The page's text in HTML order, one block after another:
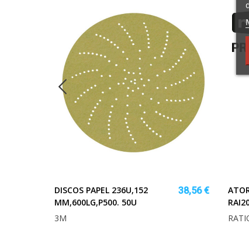
DISCOS PAPEL 236U,152
MM,600LG,P500. 50U
38,56 €
3M